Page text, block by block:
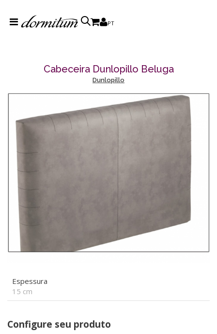
PT
Cabeceira Dunlopillo Beluga
Dunlopillo
Espessura
15 cm
Configure seu produto